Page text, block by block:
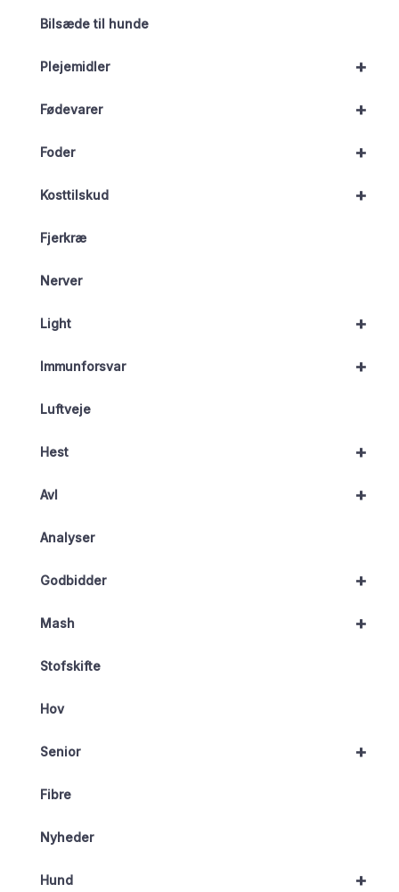
Bilsæde til hunde
+
Plejemidler
+
Fødevarer
+
Foder
+
Kosttilskud
Fjerkræ
Nerver
+
Light
+
Immunforsvar
Luftveje
+
Hest
+
Avl
Analyser
+
Godbidder
+
Mash
Stofskifte
Hov
+
Senior
Fibre
Nyheder
+
Hund